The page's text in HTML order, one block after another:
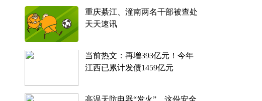
重庆綦江、潼南两名干部被查处
天天速讯
当前热文：再增393亿元！今年
江西已累计发债1459亿元
高温天防电器“发火”，这份安全